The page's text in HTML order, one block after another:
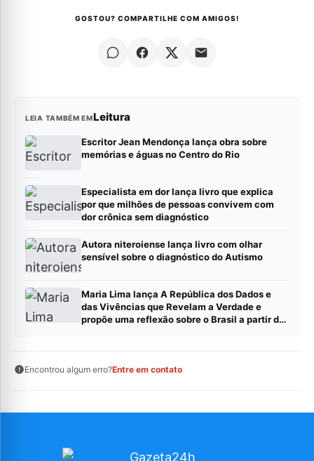
GOSTOU? COMPARTILHE COM AMIGOS!
LEIA TAMBÉM EMLeitura
Escritor Jean Mendonça lança obra sobre
memórias e águas no Centro do Rio
Especialista em dor lança livro que explica
por que milhões de pessoas convivem com
dor crônica sem diagnóstico
Autora niteroiense lança livro com olhar
sensível sobre o diagnóstico do Autismo
Maria Lima lança A República dos Dados e
das Vivências que Revelam a Verdade e
propõe uma reflexão sobre o Brasil a partir de
Encontrou algum erro?Entre em contato